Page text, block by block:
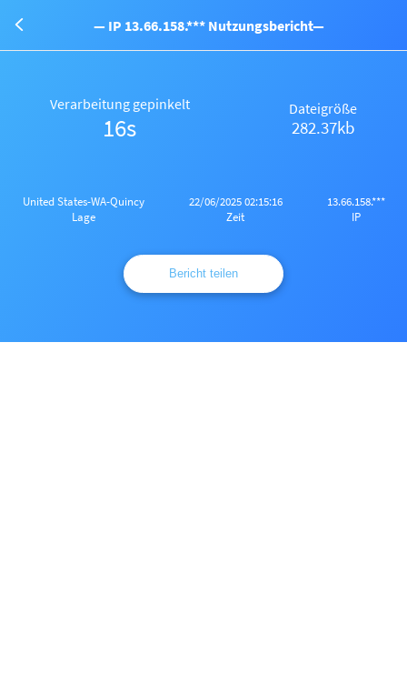
— IP 13.66.158.*** Nutzungsbericht—
Verarbeitung gepinkelt
16s
Dateigröße
282.37kb
United States-WA-Quincy
Lage
22/06/2025 02:15:16
Zeit
13.66.158.***
IP
Bericht teilen